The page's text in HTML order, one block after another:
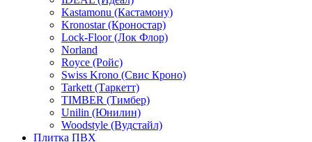
Kastamonu (Кастамону)
Kronostar (Кроностар)
Lock-Floor (Лок Флор)
Norland
Royce (Ройс)
Swiss Krono (Свис Кроно)
Tarkett (Таркетт)
TIMBER (Тимбер)
Unilin (Юнилин)
Woodstyle (Вудстайл)
Плитка ПВХ